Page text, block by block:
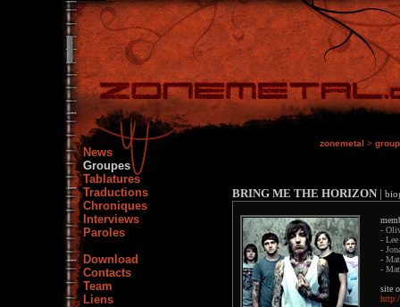
News
Groupes
Tablatures
Traductions
Chroniques
Interviews
Paroles
Download
Contacts
Team
Liens
zonemetal >
BRING ME THE HORIZON |
-
-
-
-
-
site